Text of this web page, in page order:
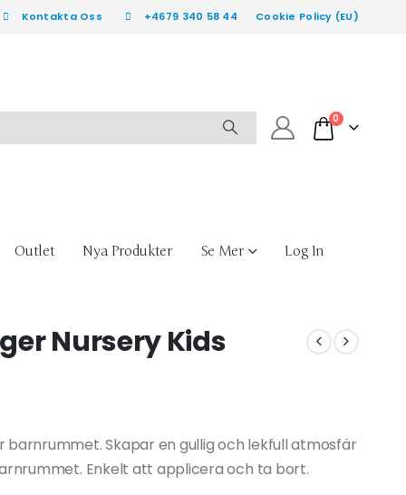
Kontakta Oss +4679 340 58 44 Cookie Policy (EU)
0
Outlet Nya Produkter Se Mer Log In
Nursery Kids
Skapar en gullig och lekfull atmosfär
Enkelt att applicera och ta bort.